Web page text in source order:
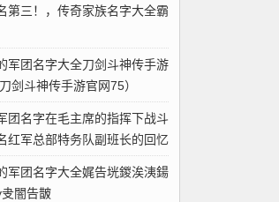
第三！，传奇家族名字大全霸
军团名字大全刀剑斗神传手游
剑斗神传手游官网75）
团名字在毛主席的指挥下战斗
军总部特务队副班长的回忆
军团名字大全娓告垙鍐涘洟鍚
闇告皵